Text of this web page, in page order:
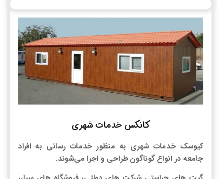
کانکس خدمات شهری
کیوسک خدمات شهری به منظور خدمات رسانی به افراد
جامعه در انواع گوناگون طراحی و اجرا می‌شوند.